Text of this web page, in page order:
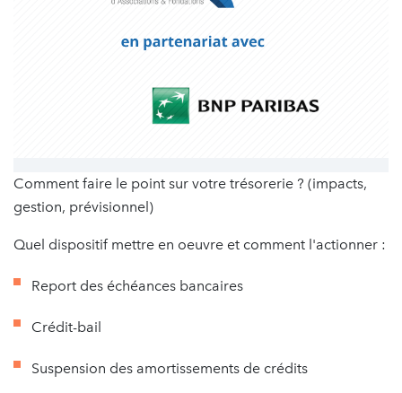
Comment faire le point sur votre trésorerie ? (impacts,
gestion, prévisionnel)
Quel dispositif mettre en oeuvre et comment l'actionner :
Report des échéances bancaires
Crédit-bail
Suspension des amortissements de crédits